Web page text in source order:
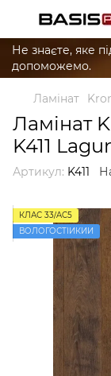
Не знаєте, яке
допоможемо.
Ламінат
Ламінат
K411
Артикул: K411
КЛАС 33/AC5
ВОЛОГОСТІЙКИЙ